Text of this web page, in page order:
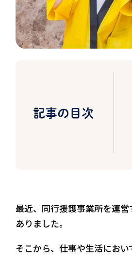
記事の目次
最近、同行援護事業所を運
ありました。
そこから、仕事や生活におい